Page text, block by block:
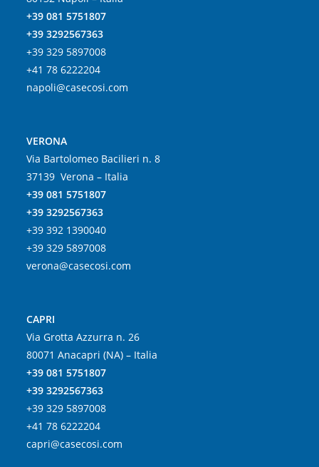
+39 081 5751807
+39 3292567363
+39 329 5897008
+41 78 6222204
napoli@casecosi.com
VERONA
Via Bartolomeo Bacilieri n. 8
37139 Verona – Italia
+39 081 5751807
+39 3292567363
+39 392 1390040
+39 329 5897008
verona@casecosi.com
CAPRI
Via Grotta Azzurra n. 26
80071 Anacapri (NA) – Italia
+39 081 5751807
+39 3292567363
+39 329 5897008
+41 78 6222204
capri@casecosi.com